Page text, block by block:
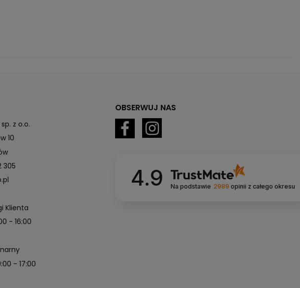
z o.o.
10
305
Klienta
- 16:00
- 17:00
OBSERWUJ NAS
4.9 Na podstawie 2989 opinii z całego okresu